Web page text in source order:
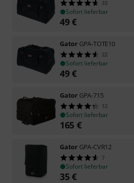
33
Sofort lieferbar
49€
Gator GPA-TOTE10
22
Sofort lieferbar
49€
Gator GPA-715
12
Sofort lieferbar
165 €
Gator GPA-CVR12
7
Sofort lieferbar
35€